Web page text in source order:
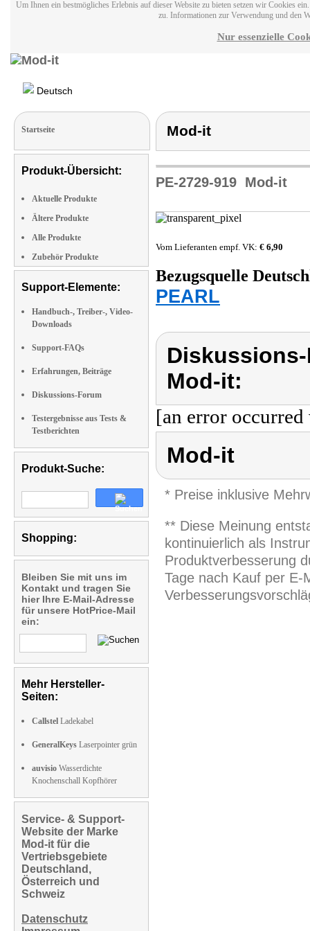
Um Ihnen ein bestmögliches Erlebnis auf dieser Website zu bieten setzen wir Cookies
zu. Informationen zur Verwendung und den
Nur essenzielle
Deutsch
Startseite
Produkt-Übersicht:
Aktuelle Produkte
Ältere Produkte
Alle Produkte
Zubehör Produkte
Support-Elemente:
Handbuch-, Treiber-, Video-
Downloads
Support-FAQs
Erfahrungen, Beiträge
Diskussions-Forum
Testergebnisse aus Tests &
Testberichten
Produkt-Suche:
Shopping:
Bleiben Sie mit uns im
Kontakt und tragen Sie
hier Ihre E-Mail-Adresse
für unsere HotPrice-Mail
ein:
Mehr Hersteller-
Seiten:
Callstel Ladekabel
GeneralKeys Laserpointer grün
auvisio Wasserdichte
Knochenschall Kopfhörer
Service- & Support-
Website der Marke
Mod-it für die
Vertriebsgebiete
Deutschland,
Österreich und
Schweiz
Datenschutz
Mod-it
PE-2729-919 Mod-it
Vom Lieferanten empf. VK: € 6,90
Bezugsquelle
PEARL
Mod-it:
[an error
Mod-it
* Preise inklusive
** Diese Meinung
kontinuierlich als
Produktverbesserung
Tage nach Kauf per E-